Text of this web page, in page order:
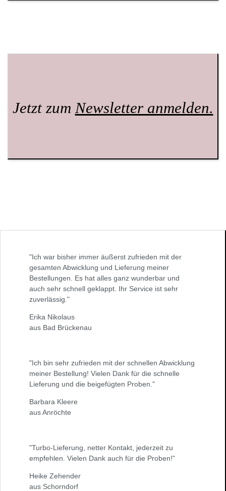
Jetzt zumNewsletter anmelden.
"Ich war bisher immer äußerst zufrieden mit der
gesamten Abwicklung und Lieferung meiner
Bestellungen. Es hat alles ganz wunderbar und
auch sehr schnell geklappt. Ihr Service ist sehr
zuverlässig."
Erika Nikolaus
aus Bad Brückenau
"Ich bin sehr zufrieden mit der schnellen Abwicklung
meiner Bestellung! Vielen Dank für die schnelle
Lieferung und die beigefügten Proben."
Barbara Kleere
aus Anröchte
"Turbo-Lieferung, netter Kontakt, jederzeit zu
empfehlen. Vielen Dank auch für die Proben!"
Heike Zehender
aus Schorndorf